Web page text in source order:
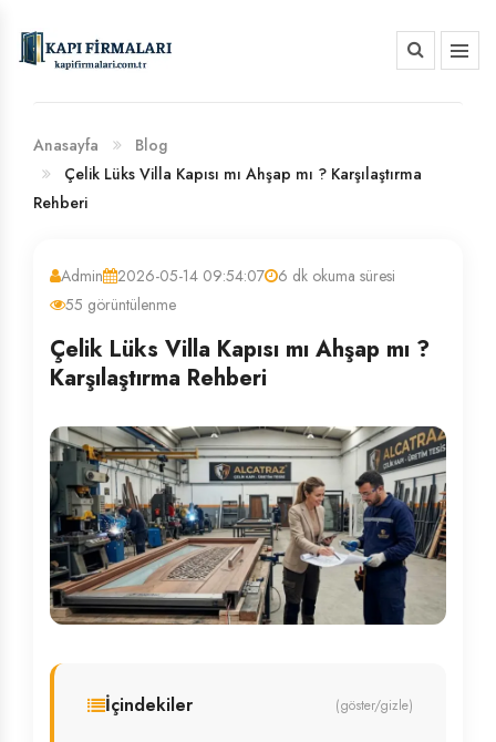
BANKA HESAP NUMARALARIMIZ
Anasayfa
Blog
Çelik Lüks Villa Kapısı mı Ahşap mı ? Karşılaştırma
Rehberi
Admin 2026-05-14 09:54:07
6 dk okuma süresi
55 görüntülenme
Çelik Lüks Villa Kapısı mı Ahşap mı ?
Karşılaştırma Rehberi
İçindekiler (göster/gizle)